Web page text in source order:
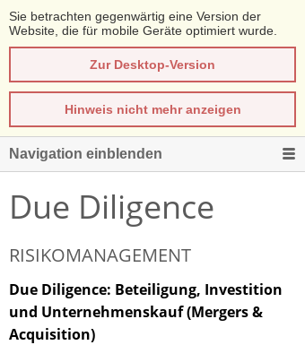
Sie betrachten gegenwärtig eine Version der
Website, die für mobile Geräte optimiert wurde.
Zur Desktop-Version
Hinweis nicht mehr anzeigen
Navigation einblenden
Due Diligence
RISIKOMANAGEMENT
Due Diligence: Beteiligung, Investition
und Unternehmenskauf (Mergers &
Acquisition)